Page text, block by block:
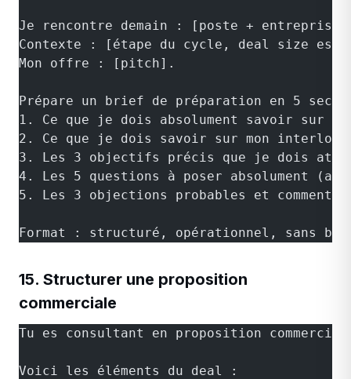
Je rencontre demain : [poste + entreprise
Contexte : [étape du cycle, deal size
Mon offre : [pitch].
Prépare un brief de préparation en 5
1. Ce que je dois absolument savoir sur
2. Ce que je dois savoir sur mon
3. Les 3 objectifs précis que je dois
4. Les 5 questions à poser absolument
5. Les 3 objections probables et comment
Format : structuré, opérationnel, sans
15. Structurer une proposition
commerciale
Tu es consultant en proposition
Voici les éléments du deal :